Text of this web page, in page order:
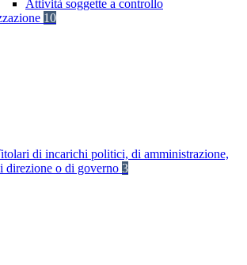
Attività soggette a controllo
10
di incarichi politici, di amministrazione,
direzione o di governo 3